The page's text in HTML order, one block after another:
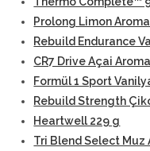
Prolong Limon
Rebuild Endurance
CR7 Drive Açai
Formül 1 Sport
Rebuild Strength
Heartwell 229 g
Tri Blend Select Muz